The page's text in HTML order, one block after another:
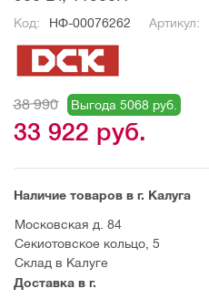
Код: НФ-00076262 Артикул:
38 990 Выгода 5068 руб.
33 922 руб.
Наличие товаров в г. Калуга
Московская д. 84
Секиотовское кольцо, 5
Склад в Калуге
Доставка в г.